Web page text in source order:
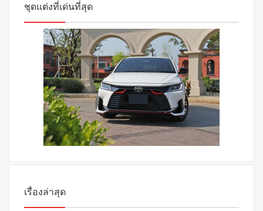
ชุดแต่งที่เด่นที่สุด
เรื่องล่าสุด